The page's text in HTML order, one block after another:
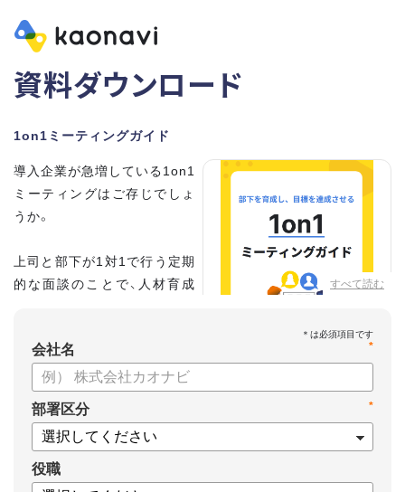
資料ダウンロード
1on1ミーティングガイド
すべて読む
導入企業が急増している1on1
ミーティングはご存じでしょ
うか。
上司と部下が1対1で行う定期
的な面談のことで、人材育成
こちらの資料では、
・1on1とは何か？
・1on1の基本的なやり方
・ 1on1 の基本アジェンダと質問例
についてまとめましたので、ぜひお役立てください。
*
会社名
*
部署区分
役職